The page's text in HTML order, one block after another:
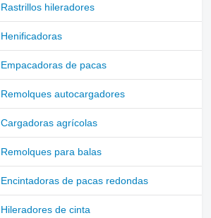
Rastrillos hileradores
Henificadoras
Empacadoras de pacas
Remolques autocargadores
Cargadoras agrícolas
Remolques para balas
Encintadoras de pacas redondas
Hileradores de cinta